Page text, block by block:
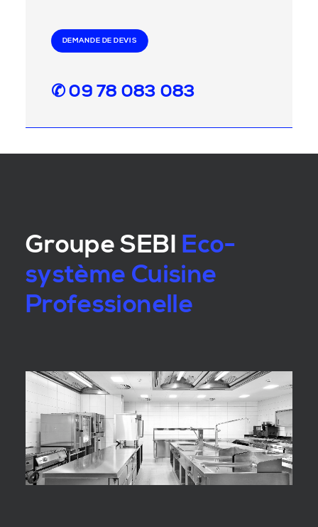
DEMANDE DE DEVIS
✆ 09 78 083 083
Groupe SEBI Eco-
système Cuisine
Professionelle